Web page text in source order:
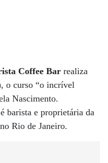
Coffee Bar realiza
o curso “o incrível
Nascimento.
barista e proprietária da
Rio de Janeiro.